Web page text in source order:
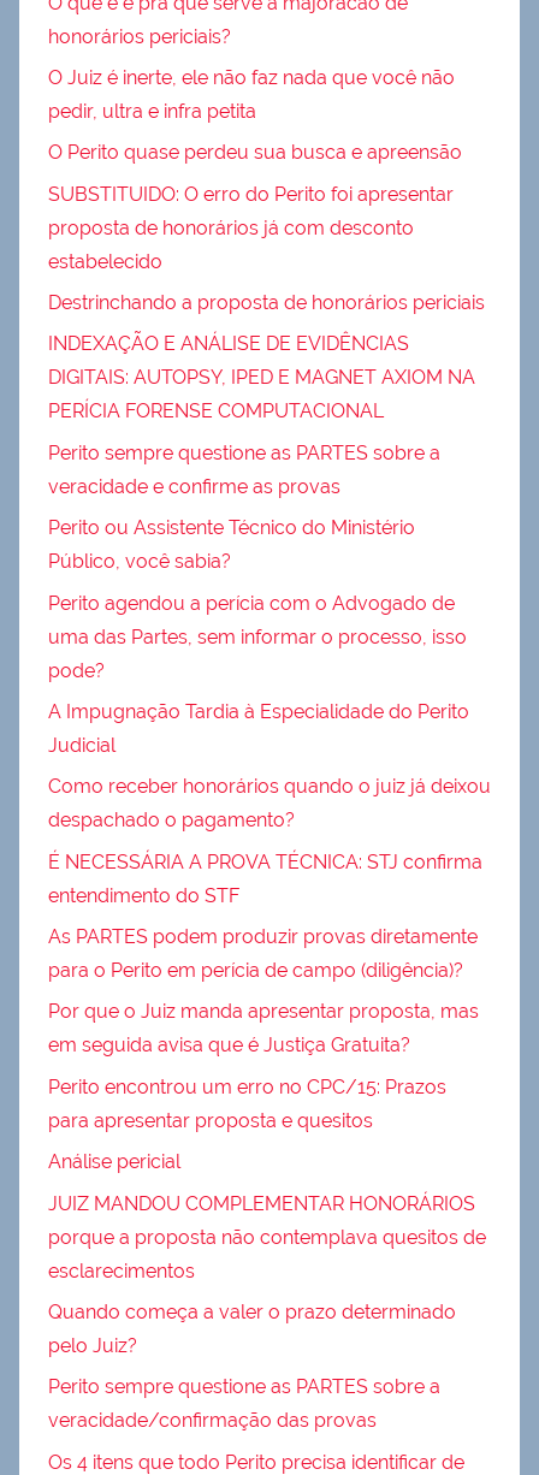
honorários periciais?
O Juiz é inerte, ele não faz nada que você não
pedir, ultra e infra petita
O Perito quase perdeu sua busca e apreensão
SUBSTITUIDO: O erro do Perito foi apresentar
proposta de honorários já com desconto
estabelecido
Destrinchando a proposta de honorários periciais
INDEXAÇÃO E ANÁLISE DE EVIDÊNCIAS
DIGITAIS: AUTOPSY, IPED E MAGNET AXIOM NA
PERÍCIA FORENSE COMPUTACIONAL
Perito sempre questione as PARTES sobre a
veracidade e confirme as provas
Perito ou Assistente Técnico do Ministério
Público, você sabia?
Perito agendou a perícia com o Advogado de
uma das Partes, sem informar o processo, isso
pode?
A Impugnação Tardia à Especialidade do Perito
Judicial
Como receber honorários quando o juiz já deixou
despachado o pagamento?
É NECESSÁRIA A PROVA TÉCNICA: STJ confirma
entendimento do STF
As PARTES podem produzir provas diretamente
para o Perito em perícia de campo (diligência)?
Por que o Juiz manda apresentar proposta, mas
em seguida avisa que é Justiça Gratuita?
Perito encontrou um erro no CPC/15: Prazos
para apresentar proposta e quesitos
Análise pericial
JUIZ MANDOU COMPLEMENTAR HONORÁRIOS
porque a proposta não contemplava quesitos de
esclarecimentos
Quando começa a valer o prazo determinado
pelo Juiz?
Perito sempre questione as PARTES sobre a
veracidade/confirmação das provas
Os 4 itens que todo Perito precisa identificar de